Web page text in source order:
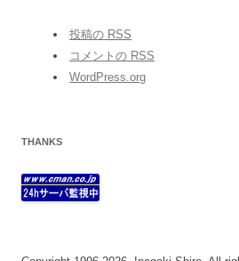
投稿の RSS
コメントの RSS
WordPress.org
THANKS